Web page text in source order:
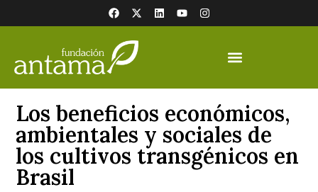
Los beneficios económicos,
ambientales y sociales de
los cultivos transgénicos en
Brasil